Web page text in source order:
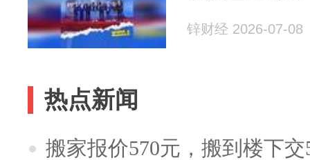
锌财经 2026-07-08
热点新闻
搬家报价570元，搬到楼下